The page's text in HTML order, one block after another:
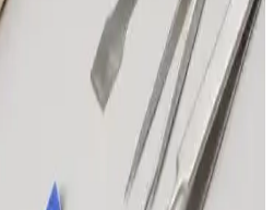
kasko sigortasıyla güvence altına
koruyun! Hemen keşfedin!
ve En Güncel Sigorta
kapsamına göre değişir. Güncel
cihazınızı en iyi şekilde